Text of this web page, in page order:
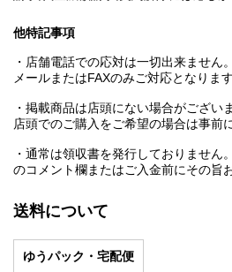
他特記事項
・店舗電話での応対は一切出来ません。
メールまたはFAXのみご対応となります
・掲載商品は店頭にない場合がござい
店頭でのご購入をご希望の場合は事前
・通常は領収書を発行しておりません
のコメント欄またはご入金前にその旨
送料について
ゆうパック・宅配便